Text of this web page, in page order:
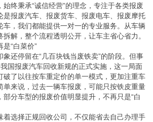
终秉承“诚信经营”的理念，专注于各类报废
是报废汽车、报废货车、报废电车、报废摩托
车，我们都能提供一对一的专业服务。从车辆
解，整个流程透明公开，让车主省心省力。
“白菜价”
还停留在“几百块钱当废铁卖”的阶段。但事
国报废汽车回收新规的正式实施，这一局面
破了以往按车重定价的单一模式，更加注重车
单来说，过去一辆车报废，可能只按铁皮重量
分车型的报废价值明显提升，不再只是“白
着选择正规回收公司，不仅能省去自己办理手